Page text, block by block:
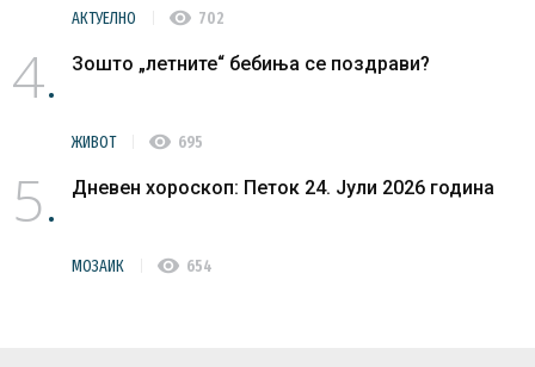
АКТУЕЛНО visibility 702
4 Зошто „летните“ бебиња се поздрави?
ЖИВОТ visibility 695
5 Дневен хороскоп: Петок 24. Јули 2026 година
МОЗАИК visibility 654